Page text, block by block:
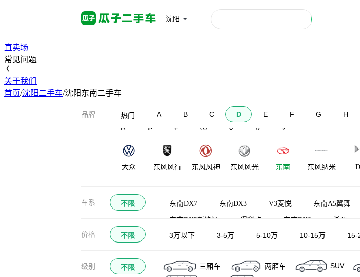
沈阳
直卖场
常见问题
关于我们
首页/沈阳二手车/沈阳东南二手车
品牌 热门 A B C D E F G H
R
S T W X Y Z
大众 东风风行 东风风神 东风风光 东南 东风纳米
车系 不限 东南DX7 东南DX3 V3菱悦 东南A5翼舞
东南DX3新能源 得利卡 东南DX8 希旺
价格 不限 3万以下 3-5万 5-10万 10-15万 15-
级别 不限 三厢车 两厢车 SUV